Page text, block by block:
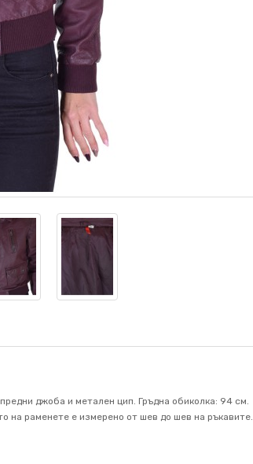
джоба и метален цип. Гръдна обиколка: 94 см.
на раменете е измерено от шев до шев на ръкавите.